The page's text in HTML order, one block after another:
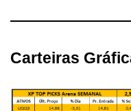
Carteiras